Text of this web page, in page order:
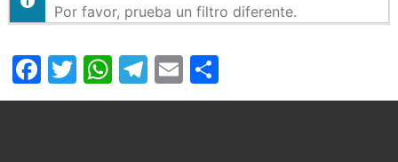
Por favor, prueba un filtro diferente.
Facebook
Twitter
WhatsApp
Telegram
Email